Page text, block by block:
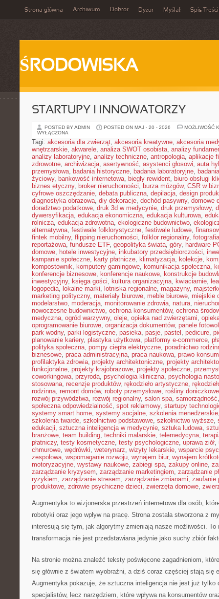
Strona główna Archiwum Doktor Dyżur Myślał Spis Treści
ŚRODOWISKA
STARTUPY I INNOWATORZY
POSTED BY ADMIN POSTED ON MAJ - 20 - 2026
MOŻLIWOŚĆ
WYŁĄCZONA
Tagi: akcesoria dla zwierząt, akcesoria kreatywne, akcesoria
wnętrzarskie, akwarele, analiza SWOT osobista, analizy
analizy laboratoryjne, analizy techniczne, antropologia, aplikacje
zdrowotne, archiwizacja, asertywność, asystenci głosowi, auta
przemysłowa, badania historyczne, badania laboratoryjne,
życiowy, bankowość internetowa, biegły rewident, biuro obsługi
biznes etyczny, broker nieruchomości, burza mózgów, CSR w
cyfrowe oszczędzanie, debata publiczna, depilacja, design
diagnostyka obrazowa, diy dekoracje, dochód pasywny, domowe
doradztwo podatkowe, druk 3d w medycynie, druk przemysłowy,
dywersyfikacja, edukacja ekonomiczna, edukacja kulturowa,
rolnicza, edukacja zdrowotna, ekologiczne budownictwo,
alternatywna, festiwale folklorystyczne, festiwale ludowe,
fintek mobilny, flipping nieruchomości, folklor regionalny,
reportażowa, fundusze ETF, geopolityka świata, góry, hardware
domowe, hotele inwestycyjne, inkubatory przedsiębiorczości,
kampanie społeczne, karty płatnicze, klimatyzacja, kolekcje,
kompostownik, komputery gamingowe, komunikacja społeczna,
konferencje biznesowe, konferencje naukowe, konstrukcje
inwestycyjny, księga gości, kultura organizacyjna, kwiaciarnie,
logopedia, lokalne marki, lotniska regionalne, magazyny,
marketing polityczny, materiały biurowe, meble biurowe, miejskie
modelarstwo, moderacja, monitorowanie zdrowia, natura,
nowoczesne budownictwo, ochrona konsumentów, ochrona
medyczna, ogród warzywny, oleje, opieka nad zwierzętami,
oprogramowanie biurowe, organizacja dokumentów, panele
park wodny, parki logistyczne, pasieka, pasje, pastel , pedicure,
planowanie kariery, plastyka użytkowa, platformy e-commerce,
polityka społeczna, pompy ciepła elektryczne, poradnictwo
biznesowe, praca administracyjna, praca naukowa, prawo
profilaktyka zdrowia, projekty architektoniczne, projekty
funkcjonalne, projekty krajobrazowe, projekty społeczne,
coworkingowa, przyroda, psychologia kliniczna, psychologia
stosowana, recenzje produktów, rękodzieło artystyczne,
rodzinna, remont domów, roboty przemysłowe, rośliny doniczkowe
rozwój przywództwa, rozwój regionalny, salon spa, samorządność
społeczna odpowiedzialność, spot reklamowy, startupy
systemy smart home, systemy socjalne, szkolenia menedżerskie
szkolenia twarde, szkolnictwo podstawowe, szkolnictwo wyższe,
edukacji, sztuczna inteligencja w medycynie, sztuka ludowa,
branżowe, team building, techniki malarskie, telemedycyna,
płatniczy, testy kosmetyczne, testy psychologiczne, uprawa ziół,
chmurowe, wędrówki, weterynarz, wizyty lekarskie, wsparcie
zespołowa, wspomaganie rozwoju, wynajem biur, wynajem
motoryzacyjne, wystawy naukowe, zabiegi spa, zakupy online,
zarządzanie kryzysem, zarządzanie marketingiem, zarządzanie
ryzykiem, zarządzanie stresem, zarządzanie zmianami, zaufanie
produktowe, zdrowie psychiczne dzieci, zwierzęta domowe,
Augmentyka to wizjonerska przestrzeń internetowa dla osób,
robotyki oraz jego wpływ na pracę. Strona została stworzona z
interesują się tym, jak algorytmy zmieniają nasze możliwości.
transformacja nie jest przedstawiana jedynie jako suchy zbiór
Na stronie można znaleźć teksty poświęcone zagadnieniom,
się głównie z światem wyobraźni, a dziś coraz częściej stają się
Augmentyka pokazuje, że sztuczna inteligencja nie jest już tylko
specjalistów, lecz narzędziem, które wpływa na konsumentów